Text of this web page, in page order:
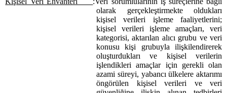
olarak gerçekleştirmekte oldukları
kişisel verileri işleme faaliyetlerini;
kişisel verileri işleme amaçları, veri
kategorisi, aktarılan alıcı grubu ve veri
konusu kişi grubuyla ilişkilendirerek
oluşturdukları ve kişisel verilerin
işlendikleri amaçlar için gerekli olan
azami süreyi, yabancı ülkelere aktarımı
öngörülen kişisel verileri ve veri